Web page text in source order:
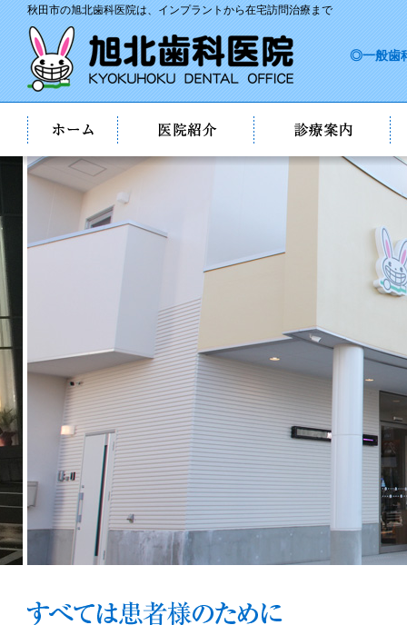
秋田市の旭北歯科医院は、インプラントから在宅訪問治療まで
◎一般歯